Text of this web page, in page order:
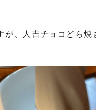
、人吉チョコどら焼